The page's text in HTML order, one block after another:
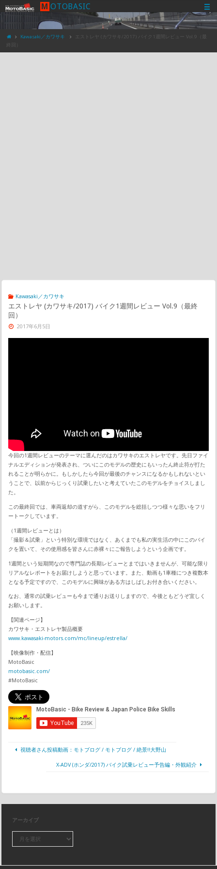
M OTOBASIC
Kawasaki／カワサキ
エストレヤ (カワサキ/2017) バイク1週間レビュー Vol.9（最
終回）
Kawasaki／カワサキ
エストレヤ (カワサキ/2017) バイク1週間レビュー Vol.9（最終
回）
2017年6月5日
今回の1週間レビューのテーマに選んだのはカワサキのエストレヤです。先日ファイ
ナルエディションが発表され、ついにこのモデルの歴史にもいったん終止符が打た
れることが明らかに。もしかしたら今回が最後のチャンスになるかもしれないとい
うことで、以前からじっくり試乗したいと考えていたこのモデルをチョイスしまし
た。
この最終回では、車両返却の道すがら、このモデルを総括しつつ様々な思いをフリ
ートークしています。
（1週間レビューとは）
「撮影＆試乗」という特別な環境ではなく、あくまでも私の実生活の中にこのバイ
クを置いて、その使用感を皆さんに赤裸々にご報告しようという企画です。
1週間という短期間なので専門誌の長期レビューとまではいきませんが、可能な限り
リアルなレポートをお届けしようと思っています。また、動画も1車種につき複数本
となる予定ですので、このモデルに興味がある方はしばしお付き合いください。
なお、通常の試乗レビューも今まで通りお送りしますので、今後ともどうぞ宜しく
お願いします。
【関連ページ】
カワサキ・エストレヤ製品概要
www.kawasaki-motors.com/mc/lineup/estrella/
【映像制作・配信】
MotoBasic
motobasic.com/
#MotoBasic
視聴者さん投稿動画：モトブログ / モトブログ / 絶景!!大野山
X-ADV (ホンダ/2017) バイク試乗レビュー予告編・外観紹介
アーカイブ